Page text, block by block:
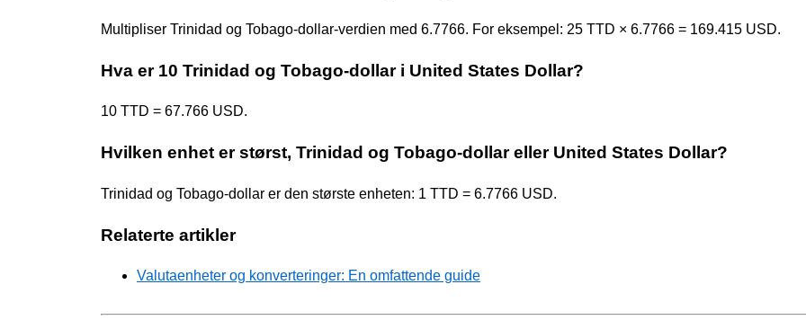
Multipliser Trinidad og Tobago-dollar-verdien med 6.7766. For eksempel: 25 TTD × 6.7766 = 169.415 USD.
Hva er 10 Trinidad og Tobago-dollar i United States Dollar?
10 TTD = 67.766 USD.
Hvilken enhet er størst, Trinidad og Tobago-dollar eller United States Dollar?
Trinidad og Tobago-dollar er den største enheten: 1 TTD = 6.7766 USD.
Relaterte artikler
Valutaenheter og konverteringer: En omfattende guide